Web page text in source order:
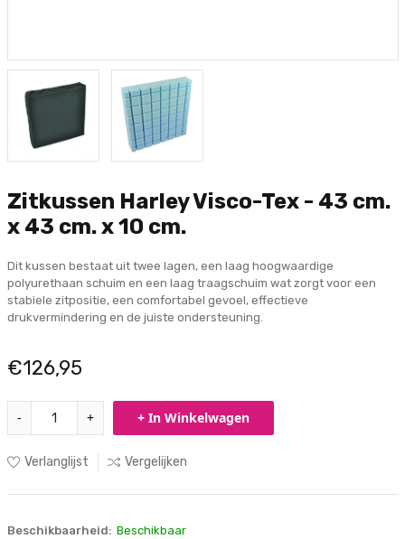
Zitkussen Harley Visco-Tex - 43 cm.
x 43 cm. x 10 cm.
Dit kussen bestaat uit twee lagen, een laag hoogwaardige
polyurethaan schuim en een laag traagschuim wat zorgt voor een
stabiele zitpositie, een comfortabel gevoel, effectieve
drukvermindering en de juiste ondersteuning.
€126,95
- + + In Winkelwagen
Verlanglijst Vergelijken
Beschikbaarheid: Beschikbaar